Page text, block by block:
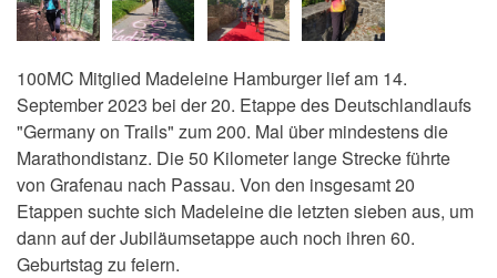
100MC Mitglied Madeleine Hamburgerlief am 14.
September 2023 bei der20. Etappe des Deutschlandlaufs
"Germany on Trails" zum 200. Mal über mindestens die
Marathondistanz. Die 50 Kilometer lange Strecke führte
von Grafenau nach Passau. Von den insgesamt 20
Etappen suchte sich Madeleinedie letzten sieben aus, um
dann auf der Jubiläumsetappe auch noch ihren 60.
Geburtstag zu feiern.